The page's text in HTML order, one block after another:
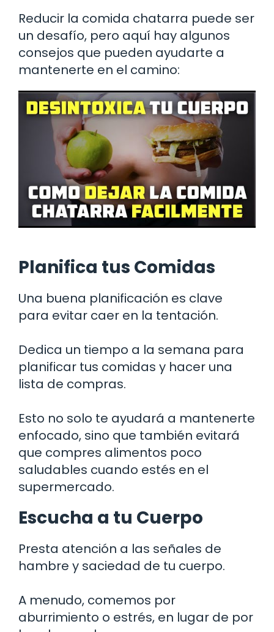
Reducir la comida chatarra puede ser
un desafío, pero aquí hay algunos
consejos que pueden ayudarte a
mantenerte en el camino:
Planifica tus Comidas
Una buena planificación es clave
para evitar caer en la tentación.
Dedica un tiempo a la semana para
planificar tus comidas y hacer una
lista de compras.
Esto no solo te ayudará a mantenerte
enfocado, sino que también evitará
que compres alimentos poco
saludables cuando estés en el
supermercado.
Escucha a tu Cuerpo
Presta atención a las señales de
hambre y saciedad de tu cuerpo.
A menudo, comemos por
aburrimiento o estrés, en lugar de por